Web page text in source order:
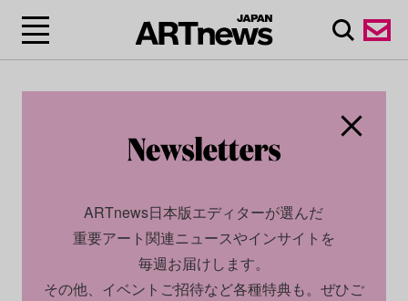
ARTnews日本版エディターが選んだ
重要アート関連ニュースやインサイトを
毎週お届けします。
その他、イベントご招待など各種特典も。ぜひご